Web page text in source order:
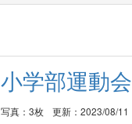
小学部運動会
写真：3枚 更新：2023/08/11